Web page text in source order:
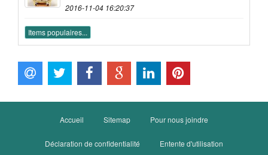
2016-11-04 16:20:37
Items populaires...
Accueil Sitemap Pour nous joindre
Déclaration de confidentialité Entente d'utilisation